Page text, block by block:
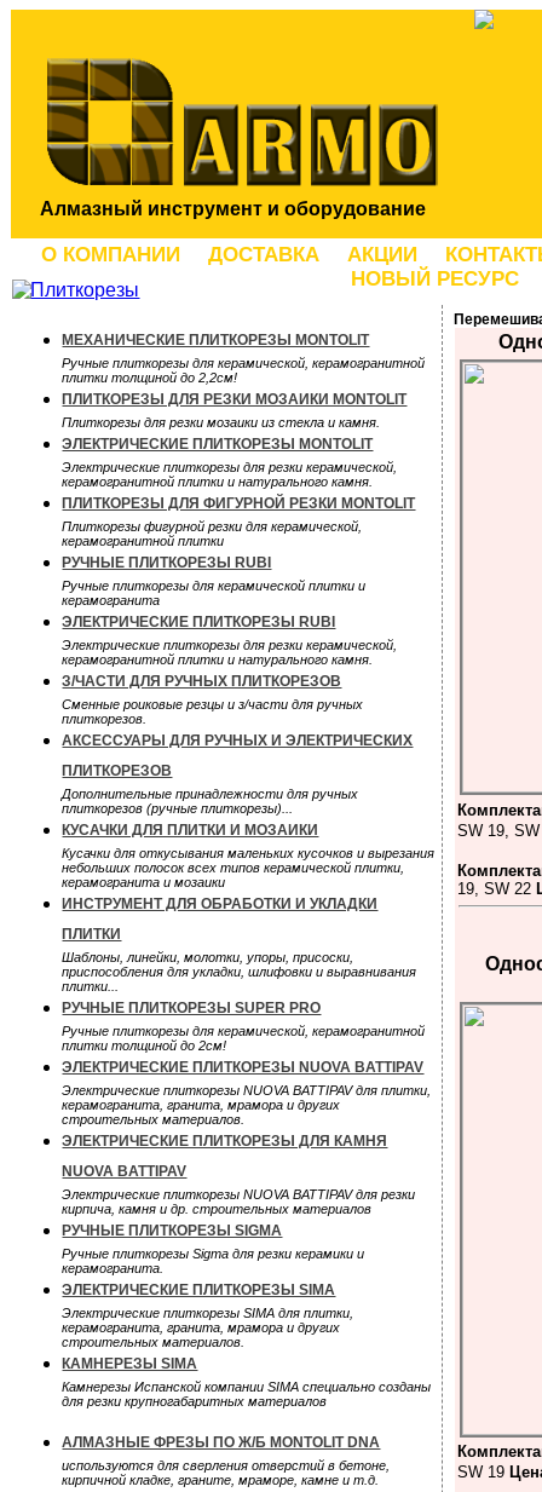
Алмазный инструмент и оборудование
О КОМПАНИИ ДОСТАВКА АКЦИИ
НОВЫЙ РЕСУРС
МЕХАНИЧЕСКИЕ ПЛИТКОРЕЗЫ MONTOLIT
Ручные плиткорезы для керамической, керамогранитной
плитки толщиной до 2,2см!
ПЛИТКОРЕЗЫ ДЛЯ РЕЗКИ МОЗАИКИ MONTOLIT
Плиткорезы для резки мозаики из стекла и камня.
ЭЛЕКТРИЧЕСКИЕ ПЛИТКОРЕЗЫ MONTOLIT
Электрические плиткорезы для резки керамической,
керамогранитной плитки и натурального камня.
ПЛИТКОРЕЗЫ ДЛЯ ФИГУРНОЙ РЕЗКИ MONTOLIT
Плиткорезы фигурной резки для керамической,
керамогранитной плитки
РУЧНЫЕ ПЛИТКОРЕЗЫ RUBI
Ручные плиткорезы для керамической плитки и
керамогранита
ЭЛЕКТРИЧЕСКИЕ ПЛИТКОРЕЗЫ RUBI
Электрические плиткорезы для резки керамической,
керамогранитной плитки и натурального камня.
З/ЧАСТИ ДЛЯ РУЧНЫХ ПЛИТКОРЕЗОВ
Сменные роиковые резцы и з/части для ручных
плиткорезов.
АКСЕССУАРЫ ДЛЯ РУЧНЫХ И ЭЛЕКТРИЧЕСКИХ
ПЛИТКОРЕЗОВ
Дополнительные принадлежности для ручных
плиткорезов (ручные плиткорезы)...
КУСАЧКИ ДЛЯ ПЛИТКИ И МОЗАИКИ
Кусачки для откусывания маленьких кусочков и вырезания
небольших полосок всех типов керамической плитки,
керамогранита и мозаики
ИНСТРУМЕНТ ДЛЯ ОБРАБОТКИ И УКЛАДКИ
ПЛИТКИ
Шаблоны, линейки, молотки, упоры, присоски,
приспособления для укладки, шлифовки и выравнивания
плитки...
РУЧНЫЕ ПЛИТКОРЕЗЫ SUPER PRO
Ручные плиткорезы для керамической, керамогранитной
плитки толщиной до 2см!
ЭЛЕКТРИЧЕСКИЕ ПЛИТКОРЕЗЫ NUOVA BATTIPAV
Электрические плиткорезы NUOVA BATTIPAV для плитки,
керамогранита, гранита, мрамора и других
строительных материалов.
ЭЛЕКТРИЧЕСКИЕ ПЛИТКОРЕЗЫ ДЛЯ КАМНЯ
NUOVA BATTIPAV
Электрические плиткорезы NUOVA BATTIPAV для резки
кирпича, камня и др. строительных материалов
РУЧНЫЕ ПЛИТКОРЕЗЫ SIGMA
Ручные плиткорезы Sigma для резки керамики и
керамогранита.
ЭЛЕКТРИЧЕСКИЕ ПЛИТКОРЕЗЫ SIMA
Электрические плиткорезы SIMA для плитки,
керамогранита, гранита, мрамора и других
строительных материалов.
КАМНЕРЕЗЫ SIMA
Камнерезы Испанской компании SIMA специально созданы
для резки крупногабаритных материалов
АЛМАЗНЫЕ ФРЕЗЫ ПО Ж/Б MONTOLIT DNA
используются для сверления отверстий в бетоне,
кирпичной кладке, граните, мраморе, камне и т.д.
SW 19,
19, SW 22
SW 19